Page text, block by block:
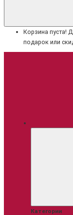
Корзина пуста!
подарок или
Категории